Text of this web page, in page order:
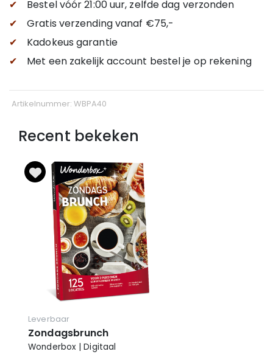
✔
Bestel vóór 21:00 uur, zelfde dag verzonden
✔
Gratis verzendingvanaf €75,-
✔
Kadokeus garantie
✔
Met een zakelijk account bestel je op rekening
Artikelnummer: WBPA40
Recent bekeken
Leverbaar
Zondagsbrunch
Wonderbox | Digitaal